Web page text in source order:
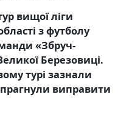
вищої ліги
з футболу
«Збруч-
Березовиці.
турі зазнали
виправити